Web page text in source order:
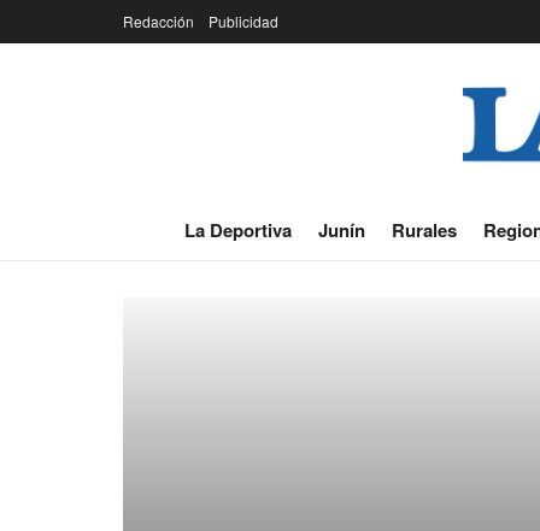
Redacción Publicidad
La Deportiva Junín Rurales